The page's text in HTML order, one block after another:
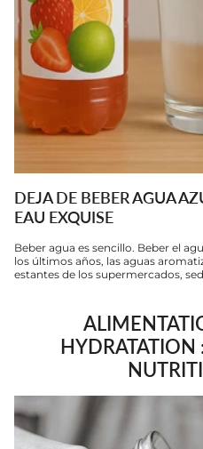
DEJA DE BEBER AGUA
EAU EXQUISE
Beber agua es sencillo. Beber el
los últimos años, las aguas
estantes de los supermercados,
HYDRATATION